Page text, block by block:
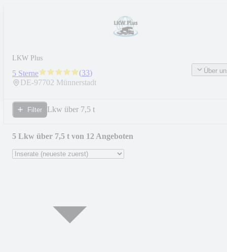
LKW Plus
5 Sterne (33)
DE-97702 Münnerstadt
Über
Filter Lkw über 7,5 t
5 Lkw über 7,5 t von 12 Angeboten